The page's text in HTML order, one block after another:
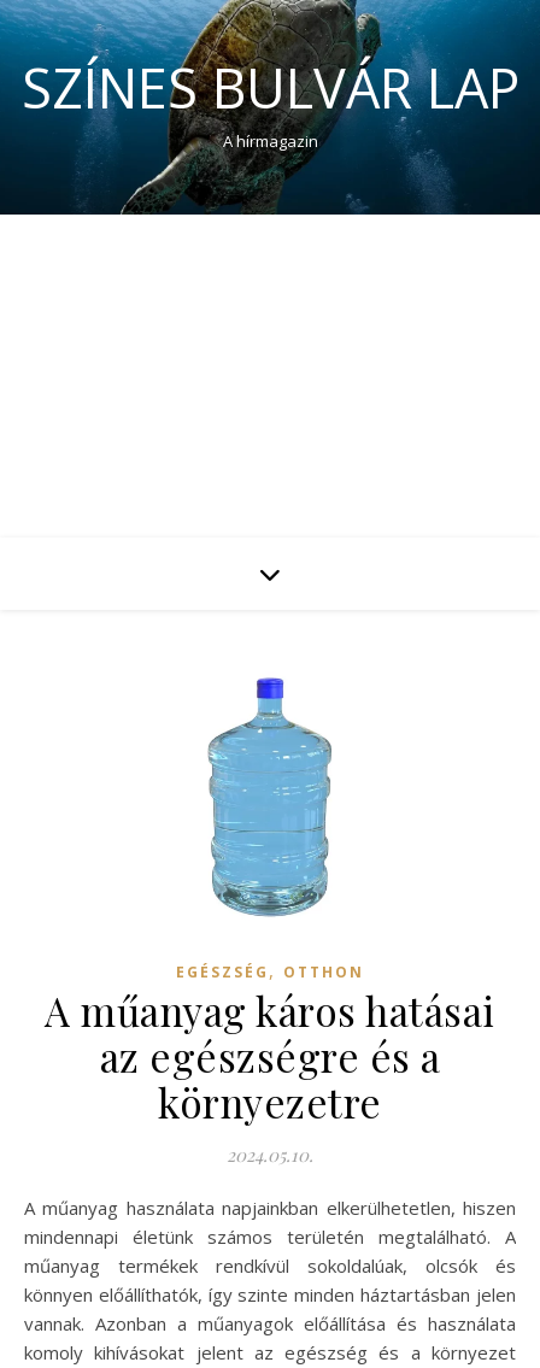
SZÍNES BULVÁR LAP
A hírmagazin
EGÉSZSÉG , OTTHON
A műanyag káros hatásai
az egészségre és a
környezetre
2024.05.10.
A műanyag használata napjainkban elkerülhetetlen, hiszen
mindennapi életünk számos területén megtalálható. A
műanyag termékek rendkívül sokoldalúak, olcsók és
könnyen előállíthatók, így szinte minden háztartásban jelen
vannak. Azonban a műanyagok előállítása és használata
komoly kihívásokat jelent az egészség és a környezet